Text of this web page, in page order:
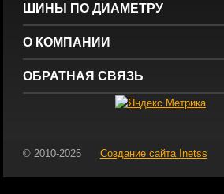
ШИНЫ ПО ДИАМЕТРУ
О КОМПАНИИ
ОБРАТНАЯ СВЯЗЬ
© 2010-2025 Создание сайта Inetss